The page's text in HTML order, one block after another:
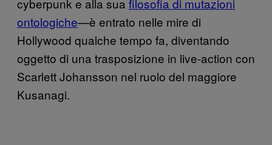
ontologiche—è entrato nelle mire di
Hollywood qualche tempo fa, diventando
oggetto di una trasposizione in live-action con
Scarlett Johansson nel ruolo del maggiore
Kusanagi.